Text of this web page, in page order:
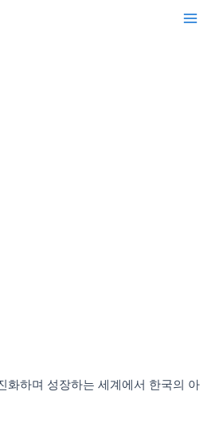
화하며 성장하는 세계에서 한국의 아